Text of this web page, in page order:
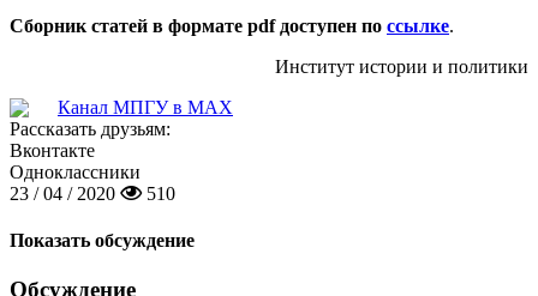
Сборник статей в формате pdf доступен по ссылке.
Институт истории и политики
Канал МПГУ в MAX
Рассказать друзьям:
Вконтакте
Одноклассники
23 / 04 / 2020
510
Показать обсуждение
Обсуждение